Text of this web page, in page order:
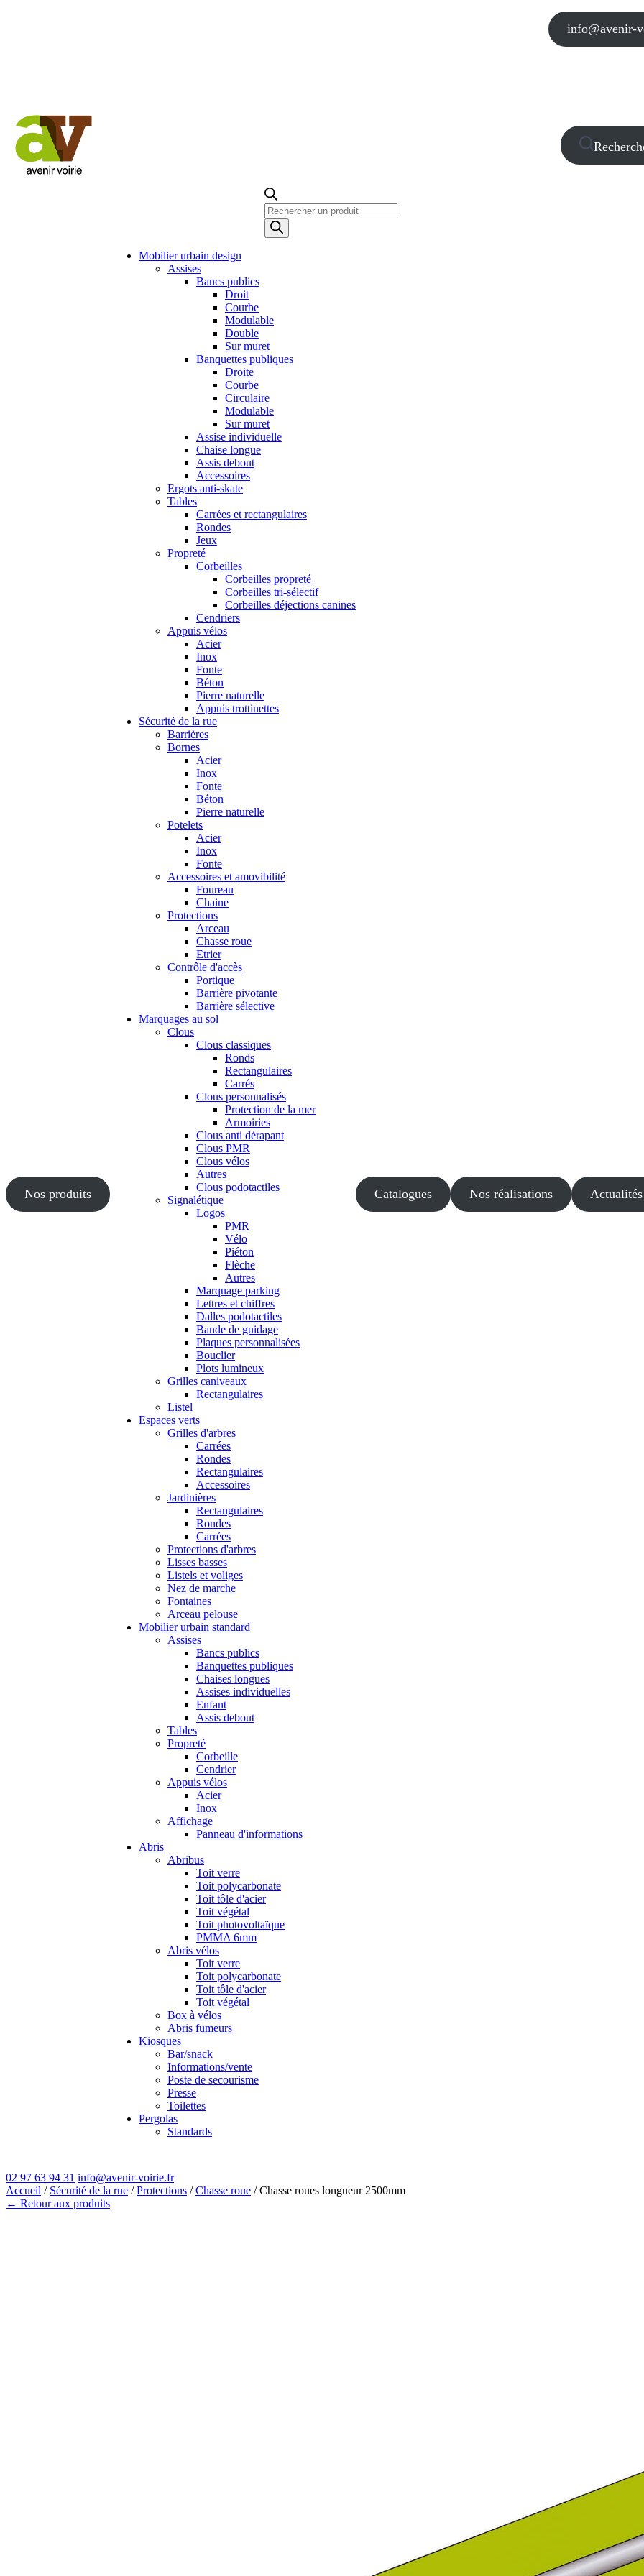
info@avenir-
Recherche
de
produits
Nos produits
Mobilier urbain design
Assises
Bancs publics
Droit
Courbe
Modulable
Double
Sur muret
Banquettes publiques
Droite
Courbe
Circulaire
Modulable
Sur muret
Assise individuelle
Chaise longue
Assis debout
Accessoires
Ergots anti-skate
Tables
Carrées et rectangulaires
Rondes
Jeux
Propreté
Corbeilles
Corbeilles propreté
Corbeilles tri-sélectif
Corbeilles déjections canines
Cendriers
Appuis vélos
Acier
Inox
Fonte
Béton
Pierre naturelle
Appuis trottinettes
Sécurité de la rue
Barrières
Bornes
Acier
Inox
Fonte
Béton
Pierre naturelle
Potelets
Acier
Inox
Fonte
Accessoires et amovibilité
Foureau
Chaine
Protections
Arceau
Chasse roue
Etrier
Contrôle d'accès
Portique
Barrière pivotante
Barrière sélective
Marquages au sol
Clous
Clous classiques
Ronds
Rectangulaires
Carrés
Clous personnalisés
Protection de la mer
Armoiries
Clous anti dérapant
Clous PMR
Clous vélos
Autres
Clous podotactiles
Signalétique
Logos
PMR
Vélo
Piéton
Flèche
Autres
Marquage parking
Lettres et chiffres
Dalles podotactiles
Bande de guidage
Plaques personnalisées
Bouclier
Plots lumineux
Grilles caniveaux
Rectangulaires
Listel
Espaces verts
Grilles d'arbres
Carrées
Rondes
Rectangulaires
Accessoires
Jardinières
Rectangulaires
Rondes
Carrées
Protections d'arbres
Lisses basses
Listels et voliges
Nez de marche
Fontaines
Arceau pelouse
Mobilier urbain standard
Assises
Bancs publics
Banquettes publiques
Chaises longues
Assises individuelles
Enfant
Assis debout
Tables
Propreté
Corbeille
Cendrier
Appuis vélos
Acier
Inox
Affichage
Panneau d'informations
Abris
Abribus
Toit verre
Toit polycarbonate
Toit tôle d'acier
Toit végétal
Toit photovoltaïque
PMMA 6mm
Abris vélos
Toit verre
Toit polycarbonate
Toit tôle d'acier
Toit végétal
Box à vélos
Abris fumeurs
Kiosques
Bar/snack
Informations/vente
Poste de secourisme
Presse
Toilettes
Pergolas
Standards
Catalogues Nos réalisations Actualités
02 97 63 94 31 info@avenir-voirie.fr
Accueil / Sécurité de la rue /Protections /Chasse roue / Chasse roues longueur 2500mm
← Retour aux produits